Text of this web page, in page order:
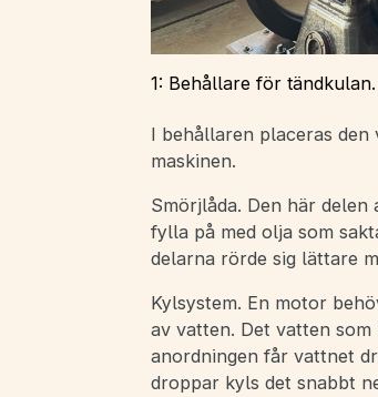
1: Behållare för
I behållaren placeras den
maskinen.
Smörjlåda. Den här
fylla på med olja som
delarna rörde sig lättare
Kylsystem. En motor
av vatten. Det vatten
anordningen får vattnet
droppar kyls det snabbt